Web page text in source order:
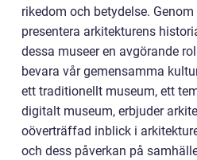
rikedom och betydelse.
presentera arkitekturens
dessa museer en avgörande
bevara vår gemensamma
ett traditionellt museum, ett
digitalt museum, erbjuder
oöverträffad inblick i
och dess påverkan på